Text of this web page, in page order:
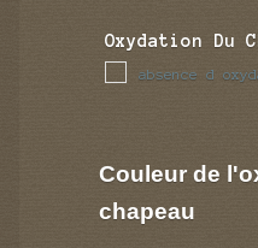
Oxydation Du
absence d
Couleur de
chapeau